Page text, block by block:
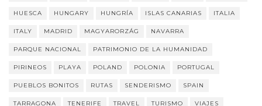
HUESCA HUNGARY HUNGRÍA ISLAS CANARIAS ITALIA
ITALY MADRID MAGYARORZÁG NAVARRA
PARQUE NACIONAL PATRIMONIO DE LA HUMANIDAD
PIRINEOS PLAYA POLAND POLONIA PORTUGAL
PUEBLOS BONITOS RUTAS SENDERISMO SPAIN
TARRAGONA TENERIFE TRAVEL TURISMO VIAJES